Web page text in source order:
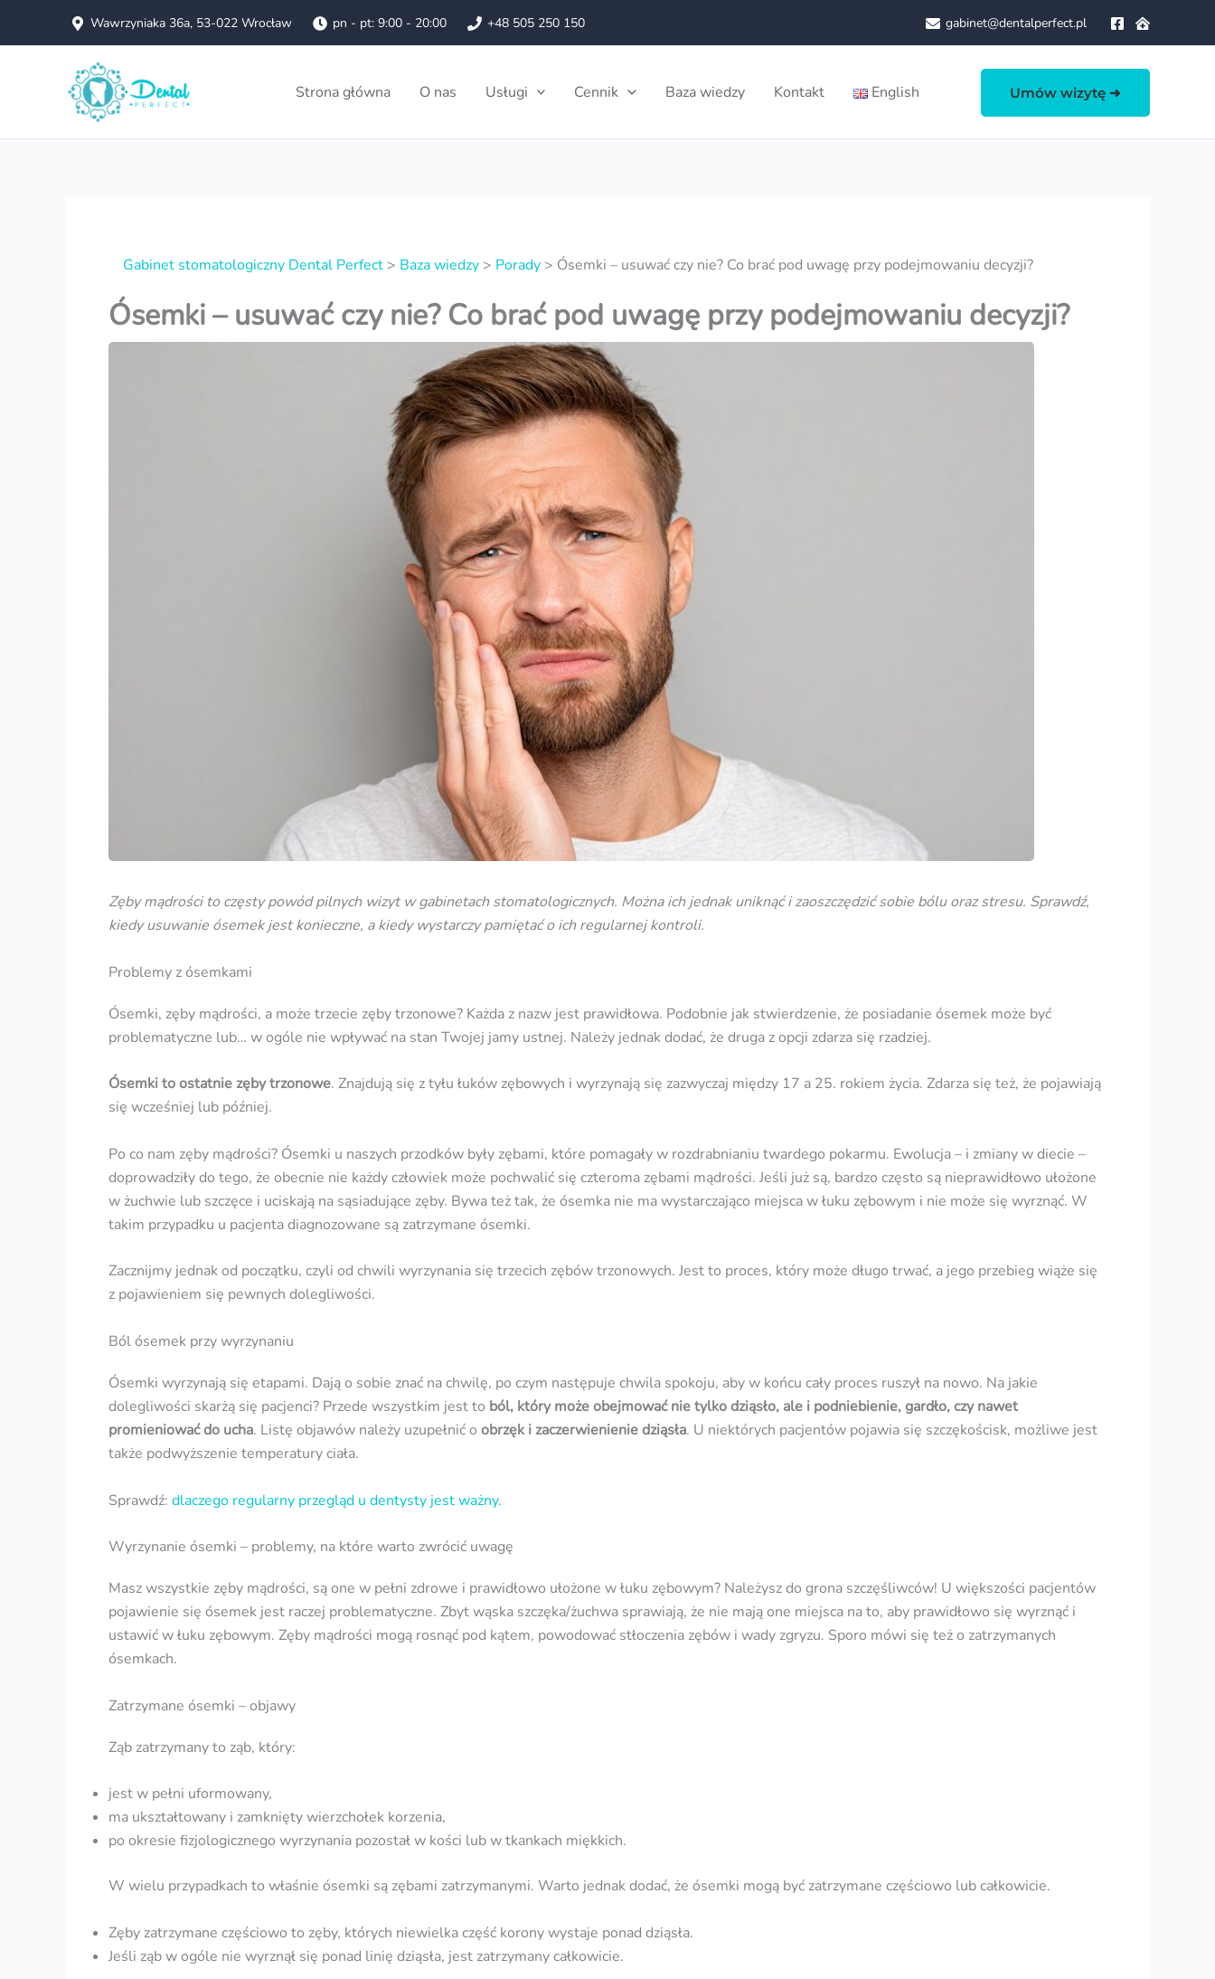
Wawrzyniaka 36a, 53-022 Wrocław pn - pt: 9:00 - 20:00 +48 505 250 150 gabinet@dentalperfect.pl
Strona główna O nas Usługi Cennik Baza wiedzy Kontakt English Umów wizytę ➜
Gabinet stomatologiczny Dental Perfect > Baza wiedzy > Porady > Ósemki – usuwać czy nie? Co brać pod uwagę przy podejmowaniu decyzji?
Ósemki – usuwać czy nie? Co brać pod uwagę przy podejmowaniu decyzji?
Zęby mądrości to częsty powód pilnych wizyt w gabinetach stomatologicznych. Można ich jednak uniknąć i zaoszczędzić sobie bólu oraz stresu. Sprawdź,
kiedyusuwanie ósemekjest konieczne, a kiedy wystarczy pamiętać o ich regularnej kontroli.
Problemy z ósemkami
Ósemki, zęby mądrości, a może trzecie zęby trzonowe? Każda z nazw jest prawidłowa. Podobnie jak stwierdzenie, że posiadanie ósemek może być
problematyczne lub… w ogóle nie wpływać na stan Twojej jamy ustnej. Należy jednak dodać, że druga z opcji zdarza się rzadziej.
Ósemki to ostatnie zęby trzonowe. Znajdują się z tyłu łuków zębowych i wyrzynają się zazwyczaj między 17 a 25. rokiem życia. Zdarza się też, że pojawiają
się wcześniej lub później.
Po co nam zęby mądrości? Ósemki u naszych przodków były zębami, które pomagały w rozdrabnianiu twardego pokarmu. Ewolucja – i zmiany w diecie –
doprowadziły do tego, że obecnie nie każdy człowiek może pochwalić się czteroma zębami mądrości. Jeśli już są, bardzo często są nieprawidłowo ułożone
w żuchwie lub szczęce i uciskają na sąsiadujące zęby. Bywa też tak, że ósemka nie ma wystarczająco miejsca w łuku zębowym i nie może się wyrznąć. W
takim przypadku u pacjenta diagnozowane są zatrzymane ósemki.
Zacznijmy jednak od początku, czyli od chwili wyrzynania się trzecich zębów trzonowych. Jest to proces, który może długo trwać, a jego przebieg wiąże się
z pojawieniem się pewnych dolegliwości.
Ból ósemek przy wyrzynaniu
Ósemki wyrzynają się etapami. Dają o sobie znać na chwilę, po czym następuje chwila spokoju, aby w końcu cały proces ruszył na nowo. Na jakie
dolegliwości skarżą się pacjenci? Przede wszystkim jest to ból, który może obejmować nie tylko dziąsło, ale i podniebienie, gardło, czy nawet
promieniować do ucha. Listę objawów należy uzupełnić o obrzęk i zaczerwienienie dziąsła. U niektórych pacjentów pojawia się szczękościsk, możliwe jest
także podwyższenie temperatury ciała.
Sprawdź: dlaczego regularny przegląd u dentysty jest ważny.
Wyrzynanie ósemki – problemy, na które warto zwrócić uwagę
Masz wszystkie zęby mądrości, są one w pełni zdrowe i prawidłowo ułożone w łuku zębowym? Należysz do grona szczęśliwców! U większości pacjentów
pojawienie się ósemek jest raczej problematyczne. Zbyt wąska szczęka/żuchwa sprawiają, że nie mają one miejsca na to, aby prawidłowo się wyrznąć i
ustawić w łuku zębowym. Zęby mądrości mogą rosnąć pod kątem, powodować stłoczenia zębów i wady zgryzu. Sporo mówi się też o zatrzymanych
ósemkach.
Zatrzymane ósemki – objawy
Ząb zatrzymany to ząb, który:
jest w pełni uformowany,
ma ukształtowany i zamknięty wierzchołek korzenia,
po okresie fizjologicznego wyrzynania pozostał w kości lub w tkankach miękkich.
W wielu przypadkach to właśnie ósemki są zębami zatrzymanymi. Warto jednak dodać, że ósemki mogą być zatrzymane częściowo lub całkowicie.
Zęby zatrzymane częściowo to zęby, których niewielka część korony wystaje ponad dziąsła.
Jeśli ząb w ogóle nie wyrznął się ponad linię dziąsła, jest zatrzymany całkowicie.